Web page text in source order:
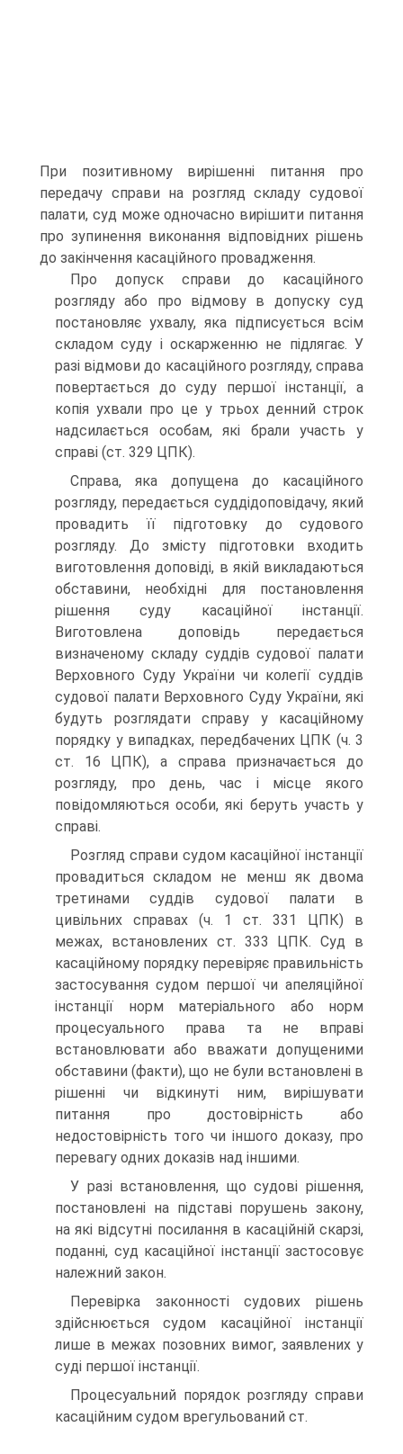
При позитивному вирішенні питання про
передачу справи на розгляд складу судової
палати, суд може одночасно вирішити питання
про зупинення виконання відповідних рішень
до закінчення касаційного провадження.
Про допуск справи до касаційного
розгляду або про відмову в допуску суд
постановляє ухвалу, яка підписується всім
складом суду і оскарженню не підлягає. У
разі відмови до касаційного розгляду, справа
повертається до суду першої інстанції, а
копія ухвали про це у трьох денний строк
надсилається особам, які брали участь у
справі (ст. 329 ЦПК).
Справа, яка допущена до касаційного
розгляду, передається суддідоповідачу, який
провадить її підготовку до судового
розгляду. До змісту підготовки входить
виготовлення доповіді, в якій викладаються
обставини, необхідні для постановлення
рішення суду касаційної інстанції.
Виготовлена доповідь передається
визначеному складу суддів судової палати
Верховного Суду України чи колегії суддів
судової палати Верховного Суду України, які
будуть розглядати справу у касаційному
порядку у випадках, передбачених ЦПК (ч. 3
ст. 16 ЦПК), а справа призначається до
розгляду, про день, час і місце якого
повідомляються особи, які беруть участь у
справі.
Розгляд справи судом касаційної інстанції
провадиться складом не менш як двома
третинами суддів судової палати в
цивільних справах (ч. 1 ст. 331 ЦПК) в
межах, встановлених ст. 333 ЦПК. Суд в
касаційному порядку перевіряє правильність
застосування судом першої чи апеляційної
інстанції норм матеріального або норм
процесуального права та не вправі
встановлювати або вважати допущеними
обставини (факти), що не були встановлені в
рішенні чи відкинуті ним, вирішувати
питання про достовірність або
недостовірність того чи іншого доказу, про
перевагу одних доказів над іншими.
У разі встановлення, що судові рішення,
постановлені на підставі порушень закону,
на які відсутні посилання в касаційній скарзі,
поданні, суд касаційної інстанції застосовує
належний закон.
Перевірка законності судових рішень
здійснюється судом касаційної інстанції
лише в межах позовних вимог, заявлених у
суді першої інстанції.
Процесуальний порядок розгляду справи
касаційним судом врегульований ст.